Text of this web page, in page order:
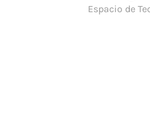
Espacio de